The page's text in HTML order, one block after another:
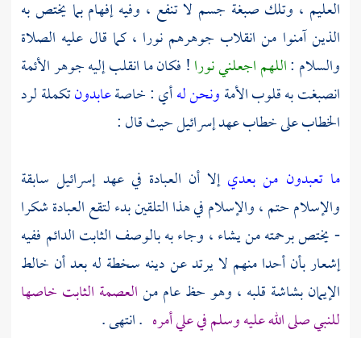
العليم ، وتلك صبغة جسم لا تنفع ، وفيه إفهام بما يختص به
الذين آمنوا من انقلاب جوهرهم نورا ، كما قال عليه الصلاة
والسلام :اللهم اجعلني نورا! فكان ما انقلب إليه جوهر الأئمة
انصبغت به قلوب الأمةونحن لهأي : خاصةعابدونتكملة لرد
الخطاب على خطاب عهد إسرائيل حيث قال :
ما تعبدون من بعديإلا أن العبادة في عهد إسرائيل سابقة
والإسلام حتم ، والإسلام في هذا التلقين بدء لتقع العبادة شكرا
- يختص برحمته من يشاء ، وجاء به بالوصف الثابت الدائم ففيه
إشعار بأن أحدا منهم لا يرتد عن دينه سخطة له بعد أن خالط
الإيمان بشاشة قلبه ، وهو حظ عام منالعصمة الثابت خاصها
للنبي صلى الله عليه وسلم في علي أمره . انتهى .